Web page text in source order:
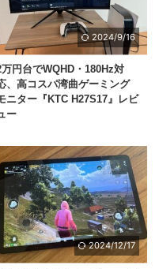
2024/9/16
円台でWQHD・180Hz対
、高コスパ湾曲ゲーミング
ニター『KTC H27S17』レビ
ー
2024/12/17